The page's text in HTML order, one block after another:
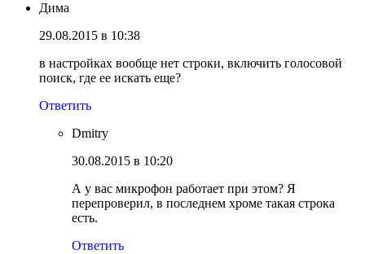
Дима
29.08.2015 в 10:38
в настройках вообще нет строки, включить голосовой
поиск, где ее искать еще?
Ответить
Dmitry
30.08.2015 в 10:20
А у вас микрофон работает при этом? Я
перепроверил, в последнем хроме такая строка
есть.
Ответить